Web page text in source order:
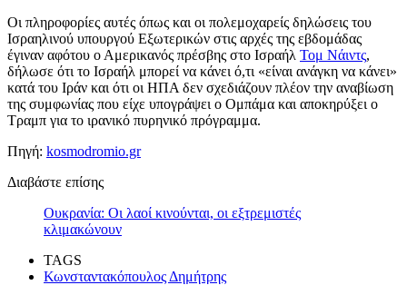
Οι πληροφορίες αυτές όπως και οι πολεμοχαρείς δηλώσεις του
Ισραηλινού υπουργού Εξωτερικών στις αρχές της εβδομάδας
έγιναν αφότου ο Αμερικανός πρέσβης στο Ισραήλ Τομ Νάιντς,
δήλωσε ότι το Ισραήλ μπορεί να κάνει ό,τι «είναι ανάγκη να κάνει»
κατά του Ιράν και ότι οι ΗΠΑ δεν σχεδιάζουν πλέον την αναβίωση
της συμφωνίας που είχε υπογράψει ο Ομπάμα και αποκηρύξει ο
Τραμπ για το ιρανικό πυρηνικό πρόγραμμα.
Πηγή: kosmodromio.gr
Διαβάστε επίσης
Ουκρανία: Οι λαοί κινούνται, οι εξτρεμιστές
κλιμακώνουν
TAGS
Κωνσταντακόπουλος Δημήτρης